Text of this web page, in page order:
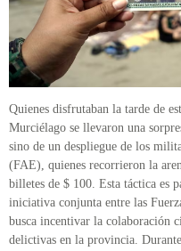
Quienes disfrutaban la tarde de
Murciélago se llevaron una
sino de un despliegue de los
(FAE), quienes recorrieron la
billetes de $ 100. Esta táctica es
iniciativa conjunta entre las
busca incentivar la colaboración
delictivas en la provincia.